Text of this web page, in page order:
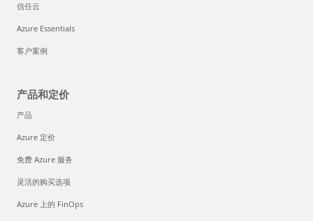
信任云
Azure Essentials
客户案例
产品和定价
产品
Azure 定价
免费 Azure 服务
灵活的购买选项
Azure 上的 FinOps